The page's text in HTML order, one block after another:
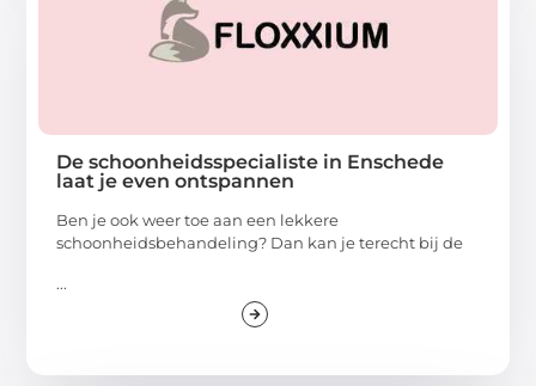
De schoonheidsspecialiste in Enschede
laat je even ontspannen
Ben je ook weer toe aan een lekkere
schoonheidsbehandeling? Dan kan je terecht bij de
...